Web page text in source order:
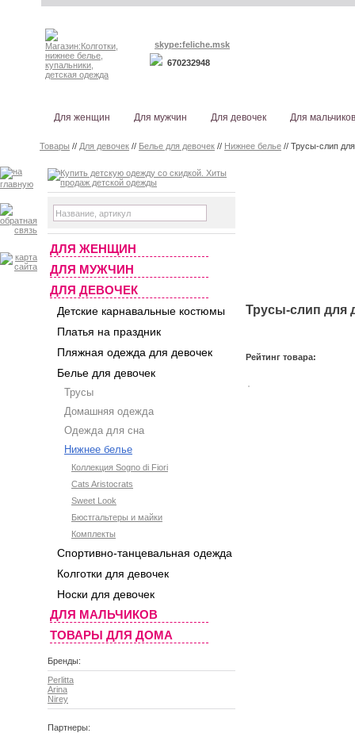
skype:feliche.msk
670232948
Для женщин Для мужчин Для девочек Для мальчиков
Товары // Для девочек // Белье для девочек // Нижнее белье // Трусы-слип
ДЛЯ ЖЕНЩИН
ДЛЯ МУЖЧИН
ДЛЯ ДЕВОЧЕК
Детские карнавальные костюмы
Платья на праздник
Пляжная одежда для девочек
Белье для девочек
Трусы
Домашняя одежда
Одежда для сна
Нижнее белье
Коллекция Sogno di Fiori
Cats Aristocrats
Sweet Look
Бюстгальтеры и майки
Комплекты
Спортивно-танцевальная одежда
Колготки для девочек
Носки для девочек
ДЛЯ МАЛЬЧИКОВ
ТОВАРЫ ДЛЯ ДОМА
Бренды:
Perlitta
Arina
Nirey
Партнеры:
Трусы-слип для
Рейтинг товара: